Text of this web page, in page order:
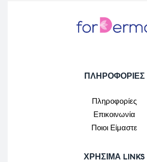
ΠΛΗΡΟΦΟΡΙΕΣ
Πληροφορίες
Επικοινωνία
Ποιοι Είμαστε
ΧΡΉΣΙΜΑ LINKS